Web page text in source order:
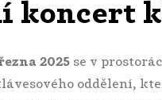
koncert
2025 se v
oddělení,